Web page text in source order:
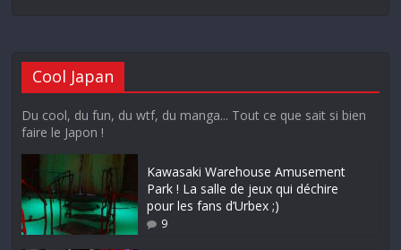
Cool Japan
Du cool, du fun, du wtf, du manga... Tout ce que sait si bien
faire le Japon !
Kawasaki Warehouse Amusement
Park ! La salle de jeux qui déchire
pour les fans d’Urbex ;)
9